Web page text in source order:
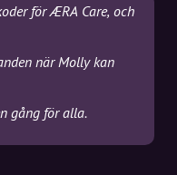
för ÆRA Care, och
när Molly kan
gång för alla.